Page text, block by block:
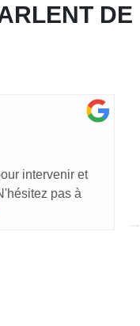
DE
intervenir et
pas à